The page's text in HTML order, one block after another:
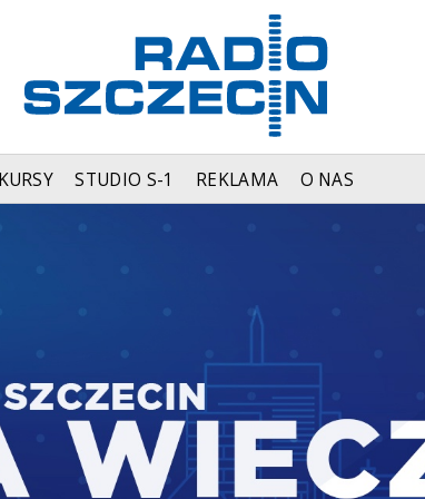
STUDIO S-1 REKLAMA O NAS